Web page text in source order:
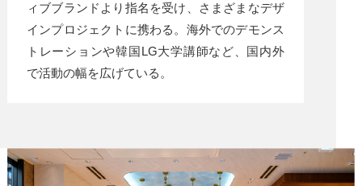
ィブブランドより指名を受け、さまざまなデザ
インプロジェクトに携わる。海外でのデモンス
トレーションや韓国LG大学講師など、国内外
で活動の幅を広げている。